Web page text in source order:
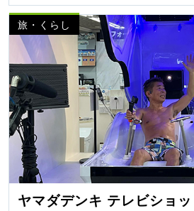
旅・くらし
ヤマダデンキ テレビショ